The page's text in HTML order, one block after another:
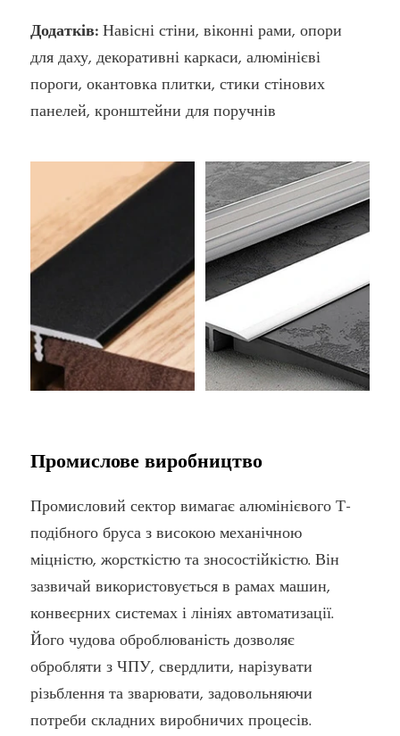
Додатків:Навісні стіни, віконні рами, опори
для даху, декоративні каркаси, алюмінієві
пороги, окантовка плитки, стики стінових
панелей, кронштейни для поручнів
Промислове виробництво
Промисловий сектор вимагає алюмінієвого Т-
подібного бруса з високою механічною
міцністю, жорсткістю та зносостійкістю. Він
зазвичай використовується в рамах машин,
конвеєрних системах і лініях автоматизації.
Його чудова оброблюваність дозволяє
обробляти з ЧПУ, свердлити, нарізувати
різьблення та зварювати, задовольняючи
потреби складних виробничих процесів.